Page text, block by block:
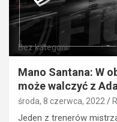
Bez kategorii
Mano Santana: W
może walczyć z
środa, 8 czerwca, 2022
Jeden z trenerów